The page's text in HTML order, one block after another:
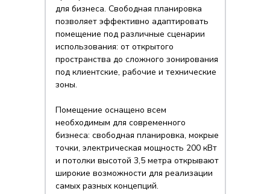
для бизнеса. Свободная планировка
позволяет эффективно адаптировать
помещение под различные сценарии
использования: от открытого
пространства до сложного зонирования
под клиентские, рабочие и технические
зоны.
Помещение оснащено всем
необходимым для современного
бизнеса: свободная планировка, мокрые
точки, электрическая мощность 200 кВт
и потолки высотой 3,5 метра открывают
широкие возможности для реализации
самых разных концепций.